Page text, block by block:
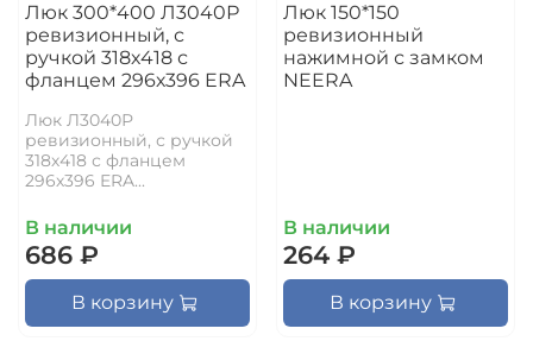
Люк 300*400 Л3040Р
ревизионный, с
ручкой 318х418 с
фланцем 296х396 ERA
Люк Л3040Р
ревизионный, с ручкой
318х418 с фланцем
296х396 ERA...
В наличии
686 ₽
В корзину
Люк 150*150
ревизионный
нажимной с замком
NEERA
В наличии
264 ₽
В корзину